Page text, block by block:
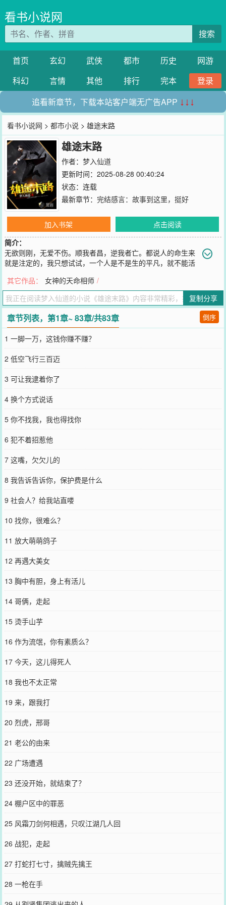
看书小说网
搜索
首页 玄幻 武侠 都市 历史
网游
科幻
言情 其他 排行 完本
登录
追看新章节，下载本站客户端无广告APP ↓↓↓
看书小说网 >都市小说 > 雄途末路
雄途末路
作者： 梦入仙道
更新时间：2025-08-28 00:40:24
状态：连载
最新章节： 完结感言：故事到这里，挺好
加入书架
点击阅读
简介：
无欲则刚，无爱不伤。顺我者昌，逆我者亡。都说人的命生来
就是注定的，我只想试试，一个人是不是生的平凡，就不能活
了，就不能回头的路。故事，还得从一个女人，花钱雇我开始……
您要是觉得《雄途末路》还不错的话请不要忘记向您QQ群和微博微信
里的朋友推荐哦！
其它作品： 女神的天命相师 /
复制分享
章节列表，第1章~ 83章/共83章 倒序
1 一脚一万，这钱你赚不赚？
2 低空飞行三百迈
3 可让我逮着你了
4 换个方式说话
5 你不找我，我也得找你
6 犯不着招惹他
7 这嘴，欠欠儿的
8 我告诉告诉你，保护费是什么
9 社会人？给我站直喽
10 找你，很难么？
11 放大萌萌鸽子
12 再遇大美女
13 胸中有胆，身上有活儿
14 哥俩，走起
15 烫手山芋
16 作为流氓，你有素质么？
17 今天，这儿得死人
18 我也不太正常
19 来，跟我打
20 烈虎，邢哥
21 老公的由来
22 广场遭遇
23 还没开始，就结束了？
24 棚户区中的罪恶
25 风霜刀剑何相遇，只叹江湖几人回
26 战犯，走起
27 打蛇打七寸，擒贼先擒王
28 一枪在手